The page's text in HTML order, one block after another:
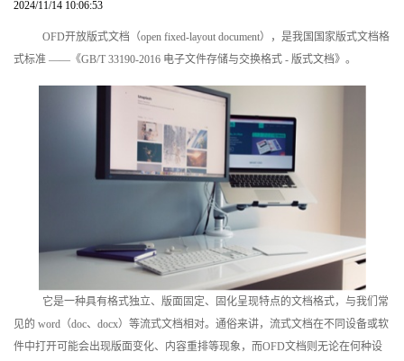
2024/11/14 10:06:53
OFD开放版式文档（open fixed-layout document），是我国国家版式文档格
式标准 ——《GB/T 33190-2016 电子文件存储与交换格式 - 版式文档》。
它是一种具有格式独立、版面固定、固化呈现特点的文档格式，与我们常
见的 word（doc、docx）等流式文档相对。通俗来讲，流式文档在不同设备或软
件中打开可能会出现版面变化、内容重排等现象，而OFD文档则无论在何种设